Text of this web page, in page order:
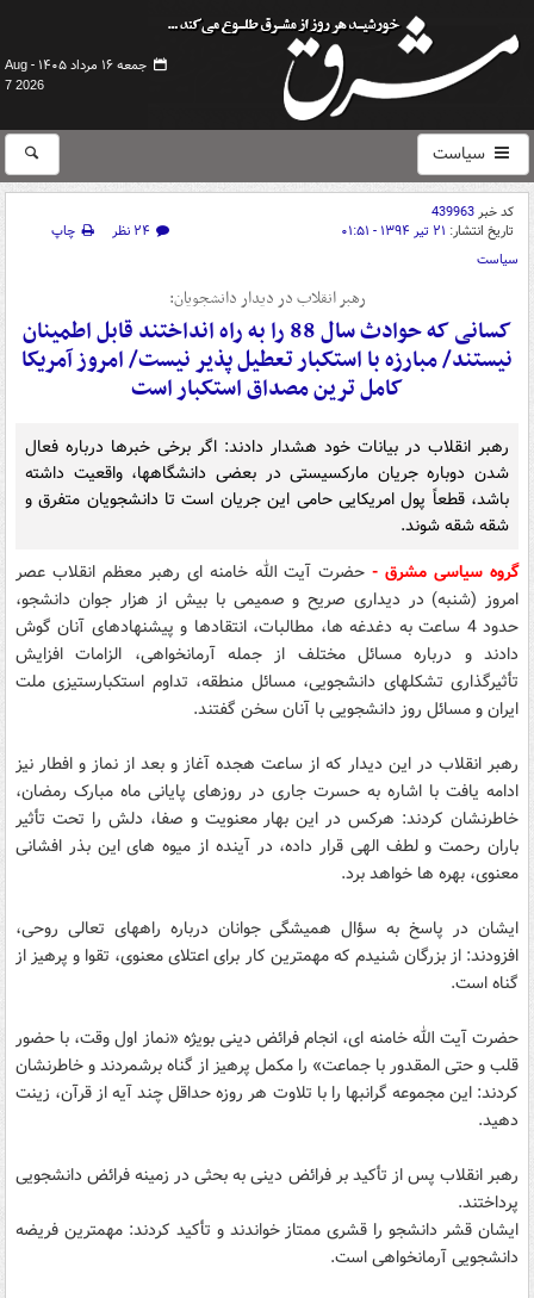
جمعه ۱۶ مرداد ۱۴۰۵ -
Aug
7 2026
سیاست
کد خبر439963
تاریخ انتشار: ۲۱ تیر ۱۳۹۴ - ۰۱:۵۱ ۲۴ نظر
چاپ
سیاست
رهبر انقلاب در دیدار دانشجویان:
کسانی که حوادث سال 88 را به‌ راه انداختند قابل اطمینان
نیستند/ مبارزه با استکبار تعطیل پذیر نیست/ امروز آمریکا
کامل ترین مصداق استکبار است
رهبر انقلاب در بیانات خود هشدار دادند: اگر برخی خبرها درباره فعال
شدن دوباره جریان مارکسیستی در بعضی دانشگاهها، واقعیت داشته
باشد، قطعاً پول امریکایی حامی این جریان است تا دانشجویان متفرق و
شقه شقه شوند.
گروه سیاسی مشرق -حضرت آیت الله خامنه ای رهبر معظم انقلاب عصر
امروز (شنبه) در دیداری صریح و صمیمی با بیش از هزار جوان دانشجو،
حدود 4 ساعت به دغدغه ها، مطالبات، انتقادها و پیشنهادهای آنان گوش
دادند و درباره مسائل مختلف از جمله آرمانخواهی، الزامات افزایش
تأثیرگذاری تشکلهای دانشجویی، مسائل منطقه، تداوم استکبارستیزی ملت
ایران و مسائل روز دانشجویی با آنان سخن گفتند.
رهبر انقلاب در این دیدار که از ساعت هجده آغاز و بعد از نماز و افطار نیز
ادامه یافت با اشاره به حسرت جاری در روزهای پایانی ماه مبارک رمضان،
خاطرنشان کردند: هرکس در این بهار معنویت و صفا، دلش را تحت تأثیر
باران رحمت و لطف الهی قرار داده، در آینده از میوه های این بذر افشانی
معنوی، بهره ها خواهد برد.
ایشان در پاسخ به سؤال همیشگی جوانان درباره راههای تعالی روحی،
افزودند: از بزرگان شنیدم که مهمترین کار برای اعتلای معنوی، تقوا و پرهیز از
گناه است.
حضرت آیت الله خامنه ای، انجام فرائض دینی بویژه «نماز اول وقت، با حضور
قلب و حتی المقدور با جماعت» را مکمل پرهیز از گناه برشمردند و خاطرنشان
کردند: این مجموعه گرانبها را با تلاوت هر روزه حداقل چند آیه از قرآن، زینت
دهید.
رهبر انقلاب پس از تأکید بر فرائض دینی به بحثی در زمینه فرائض دانشجویی
پرداختند.
ایشان قشر دانشجو را قشری ممتاز خواندند و تأکید کردند: مهمترین فریضه
دانشجویی آرمانخواهی است.